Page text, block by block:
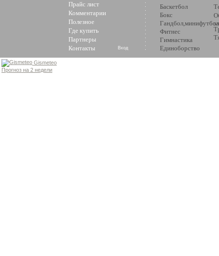
Прайс лист
Комментарии
Полезное
Где купить
Партнеры
Контакты
Баскетбол
Бокс
Гандбол,минифутбол
Фитнес
Гимнастика
Единоборство
Вход
Gismeteo
Прогноз на 2 недели